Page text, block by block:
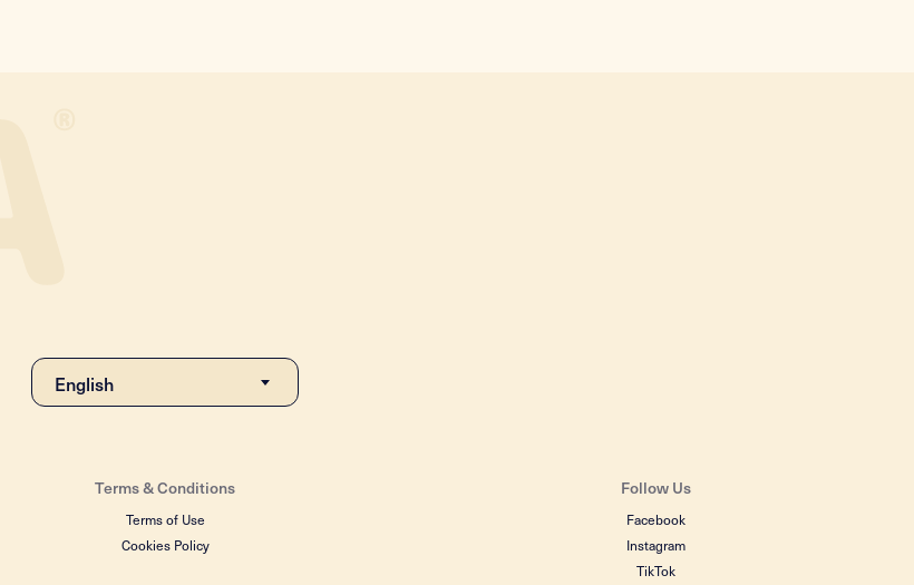
Terms & Conditions
Terms of Use
Cookies Policy
Follow Us
Facebook
Instagram
TikTok